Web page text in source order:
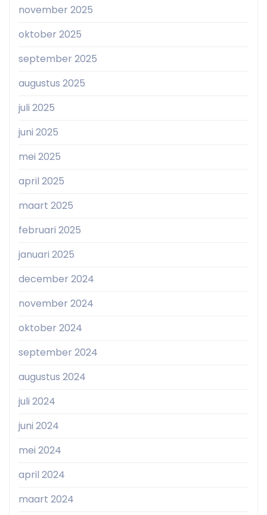
november 2025
oktober 2025
september 2025
augustus 2025
juli 2025
juni 2025
mei 2025
april 2025
maart 2025
februari 2025
januari 2025
december 2024
november 2024
oktober 2024
september 2024
augustus 2024
juli 2024
juni 2024
mei 2024
april 2024
maart 2024